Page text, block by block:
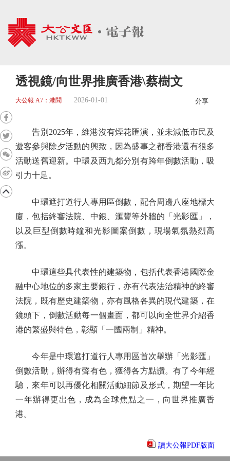
透視鏡/向世界推廣香港\蔡樹文
大公報 A7：港聞 2026-01-01 分享
告別2025年，維港沒有煙花匯演，並未減低市民及
遊客參與除夕活動的興致，因為盛事之都香港還有很多
活動送舊迎新。中環及西九都分別有跨年倒數活動，吸
引力十足。
中環遮打道行人專用區倒數，配合周邊八座地標大
廈，包括終審法院、中銀、滙豐等外牆的「光影匯」，
以及巨型倒數時鐘和光影圖案倒數，現場氣氛熱烈高
漲。
中環這些具代表性的建築物，包括代表香港國際金
融中心地位的多家主要銀行，亦有代表法治精神的終審
法院，既有歷史建築物，亦有風格各異的現代建築，在
鏡頭下，倒數活動每一個畫面，都可以向全世界介紹香
港的繁盛與特色，彰顯「一國兩制」精神。
今年是中環遮打道行人專用區首次舉辦「光影匯」
倒數活動，辦得有聲有色，獲得各方點讚。有了今年經
驗，來年可以再優化相關活動細節及形式，期望一年比
一年辦得更出色，成為全球焦點之一，向世界推廣香
港。
讀大公報PDF版面